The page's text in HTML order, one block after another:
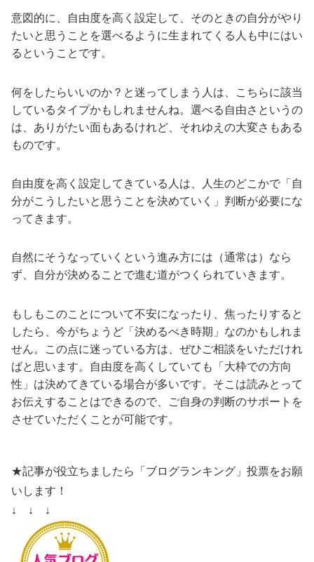
意図的に、自由度を高く設定して、そのときの自分がやり
たいと思うことを選べるように生まれてくる人も中にはい
るということです。
何をしたらいいのか？と迷ってしまう人は、こちらに該当
しているタイプかもしれませんね。選べる自由さというの
は、ありがたい面もあるけれど、それゆえの大変さもある
ものです。
自由度を高く設定してきている人は、人生のどこかで「自
分がこうしたいと思うことを決めていく」判断が必要にな
ってきます。
自然にそうなっていくという進み方には（通常は）なら
ず、自分が決めることで進む道がつくられていきます。
もしもこのことについて不安になったり、焦ったりすると
したら、今がちょうど「決めるべき時期」なのかもしれま
せん。この点に迷っている方は、ぜひご相談をいただけれ
ばと思います。自由度を高くしていても「大枠での方向
性」は決めてきている場合が多いです。そこは読みとって
お伝えすることはできるので、ご自身の判断のサポートを
させていただくことが可能です。
★記事が役立ちましたら「ブログランキング」投票をお願
いします！
↓ ↓ ↓